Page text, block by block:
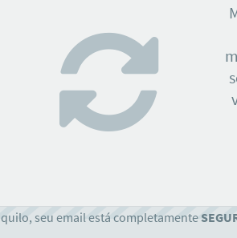
seu email está completamente